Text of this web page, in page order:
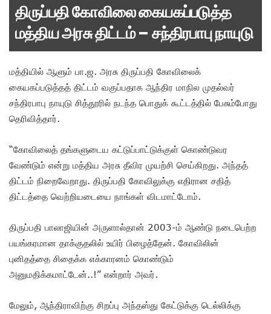
திருப்பதி கோவிலை கையகப்படுத்த
மத்திய அரசு திட்டம் – சந்திரபாபு நாயுடு
மத்தியில் ஆளும் பா.ஜ. அரசு திருப்பதி கோவிலைக்
கையகப்படுத்தத் திட்டம் வகுப்பதாக ஆந்திர மாநில முதல்வர்
சந்திரபாபு நாயுடு சித்தூரில் நடந்த பொதுக் கூட்டத்தில் பேசும்போது
தெரிவித்தார்.
“கோவிலைத் தங்களுடைய கட்டுப்பாட்டுக்குள் கொண்டுவர
வேண்டும் என்று மத்திய அரசு தீவிர முயற்சி செய்கிறது. அந்தத்
திட்டம் நிறைவேறாது. திருப்பதி கோவிலுக்கு எதிரான சதித்
திட்டத்தை வெற்றியடையை நாங்கள் விடமாட்டோம்.
திருப்பதி பாலாஜியின் அருளால்தான் 2003-ம் ஆண்டு நடைபெற்ற
பயங்கரமான தாக்குதலில் உயிர் பிழைத்தேன். கோவிலின்
புனிதத்தை சிதைக்க எக்காரனம் கொண்டும்
அனுமதிக்கமாட்டேன்..!” என்றார் அவர்.
மேலும், ஆந்திராவிற்கு சிறப்பு அந்தஸ்து கேட்டுக்கு டெல்லிக்கு